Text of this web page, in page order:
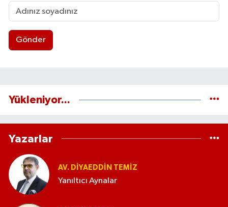
Gönder
Yükleniyor...
Yazarlar
AV. DIYAEDDIN TEMIZ
Yanıltıcı Aynalar